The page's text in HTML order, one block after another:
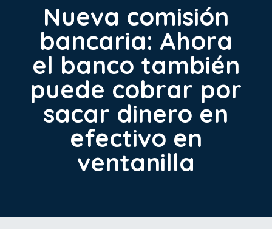
Nueva comisión
bancaria: Ahora
el banco también
puede cobrar por
sacar dinero en
efectivo en
ventanilla